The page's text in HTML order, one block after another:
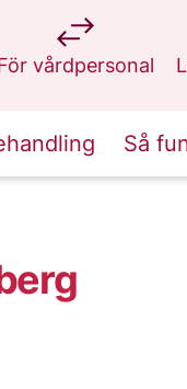
vårdpersonal
på 1177.se
Så